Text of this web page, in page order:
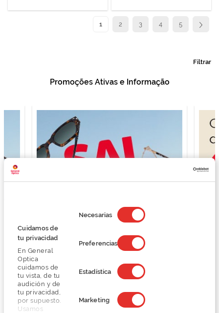
Cuidamos de
tu privacidad
En General
Optica
cuidamos de
tu vista, de tu
audición y de
tu privacidad,
por supuesto.
Usamos
de
consentimiento
Necesarias
Preferencias
Estadística
Marketing
Está de momento a ler a página
1 Página
2 Página
3 Página
4 Página
5 Página
Filtrar
Promoções Ativas e Informação